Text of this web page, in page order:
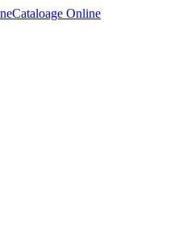
Cataloage Online